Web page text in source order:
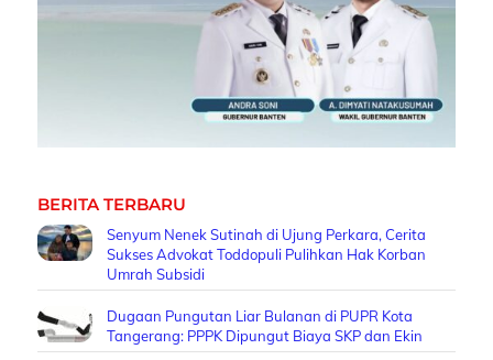
BERITA TERBARU
Senyum Nenek Sutinah di Ujung Perkara, Cerita
Sukses Advokat Toddopuli Pulihkan Hak Korban
Umrah Subsidi
Dugaan Pungutan Liar Bulanan di PUPR Kota
Tangerang: PPPK Dipungut Biaya SKP dan Ekin